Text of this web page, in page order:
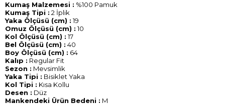
Kumaş Malzemesi : %100 Pamuk
Kumaş Tipi : 2 İplik
Yaka Ölçüsü (cm) :19
Omuz Ölçüsü (cm) :10
Kol Ölçüsü (cm) :17
Bel Ölçüsü (cm) : 40
Boy Ölçüsü (cm) : 64
Kalıp : Regular Fit
Sezon : Mevsimlik
Yaka Tipi : Bisiklet Yaka
Kol Tipi : Kısa Kollu
Desen : Düz
Mankendeki Ürün Bedeni : M